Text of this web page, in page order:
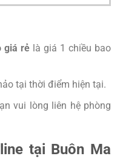
giá rẻ là giá 1 chiều bao
tại thời điểm hiện tại.
vui lòng liên hệ phòng
tại Buôn Ma